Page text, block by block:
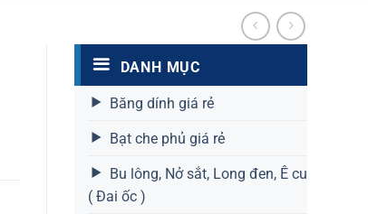
DANH MỤC
Băng dính giá rẻ
Bạt che phủ giá rẻ
Bu lông, Nở sắt, Long đen, Ê cu
( Đai ốc )